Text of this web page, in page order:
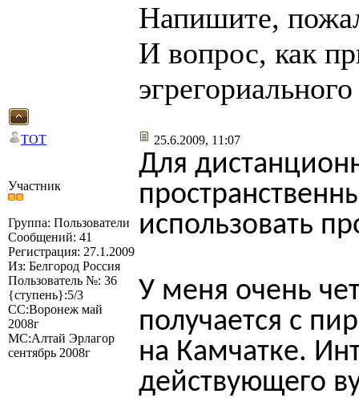
Напишите,
И вопрос, как
TOT 25.6.2009, 11:07
Участник
Группа: Пользователи
Сообщений: 41
Регистрация: 27.1.2009
Из: Белгород Россия
Пользователь №: 36
{ступень}:5/3
СС:Воронеж май
2008г
МС:Алтай Эрлагор
сентябрь 2008г
Для
использовать
У меня очень
получается с
на Камчатке.
действующего